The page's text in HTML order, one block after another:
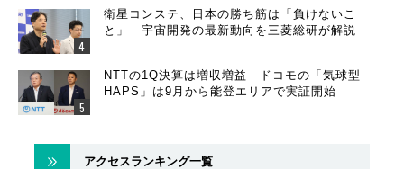
衛星コンステ、日本の勝ち筋は「負けないこ
と」 宇宙開発の最新動向を三菱総研が解説
NTTの1Q決算は増収増益 ドコモの「気球型
HAPS」は9月から能登エリアで実証開始
アクセスランキング一覧